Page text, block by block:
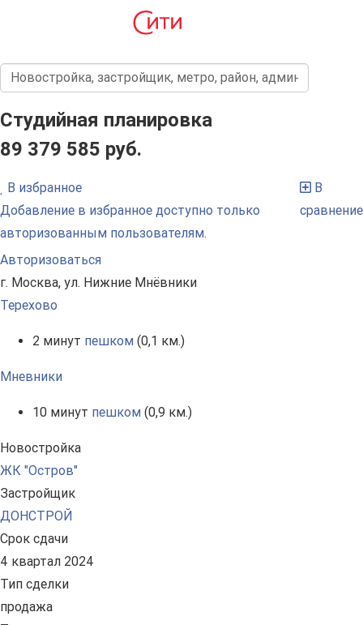
Студийная планировка
89 379 585 руб.
В избранное
Добавление в избранное доступно только
авторизованным пользователям.
Авторизоваться
В
сравнение
г. Москва, ул. Нижние Мнёвники
Терехово
2 минут пешком (0,1 км.)
Мневники
10 минут пешком (0,9 км.)
Новостройка
ЖК "Остров"
Застройщик
ДОНСТРОЙ
Срок сдачи
4 квартал 2024
Тип сделки
продажа